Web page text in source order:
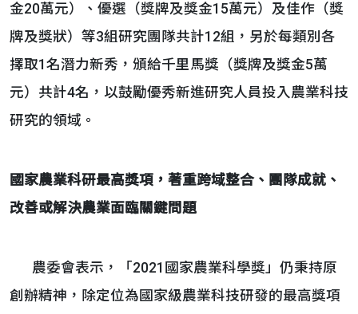
金20萬元）、優選（獎牌及獎金15萬元）及佳作（獎
牌及獎狀）等3組研究團隊共計12組，另於每類別各
擇取1名潛力新秀，頒給千里馬獎（獎牌及獎金5萬
元）共計4名，以鼓勵優秀新進研究人員投入農業科技
研究的領域。
國家農業科研最高獎項，著重跨域整合、團隊成就、
改善或解決農業面臨關鍵問題
農委會表示，「2021國家農業科學獎」仍秉持原
創辦精神，除定位為國家級農業科技研發的最高獎項